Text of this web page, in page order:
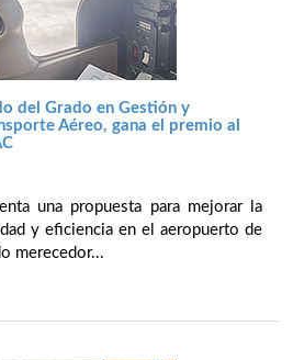
del Grado en Gestión y
Aéreo, gana el premio al
una propuesta para mejorar la
y eficiencia en el aeropuerto de
merecedor...